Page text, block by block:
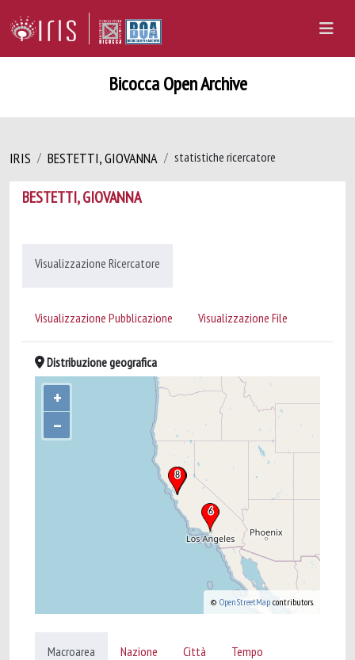
Bicocca Open Archive
IRIS BESTETTI, GIOVANNA statistiche ricercatore
BESTETTI, GIOVANNA
Visualizzazione Ricercatore
Visualizzazione Pubblicazione Visualizzazione File
Distribuzione geografica
+
–
© OpenStreetMap contributors.
Macroarea Nazione Città Tempo